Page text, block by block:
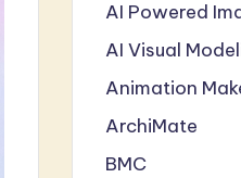
AI Powered
AI Visual
Animation
ArchiMate
BMC